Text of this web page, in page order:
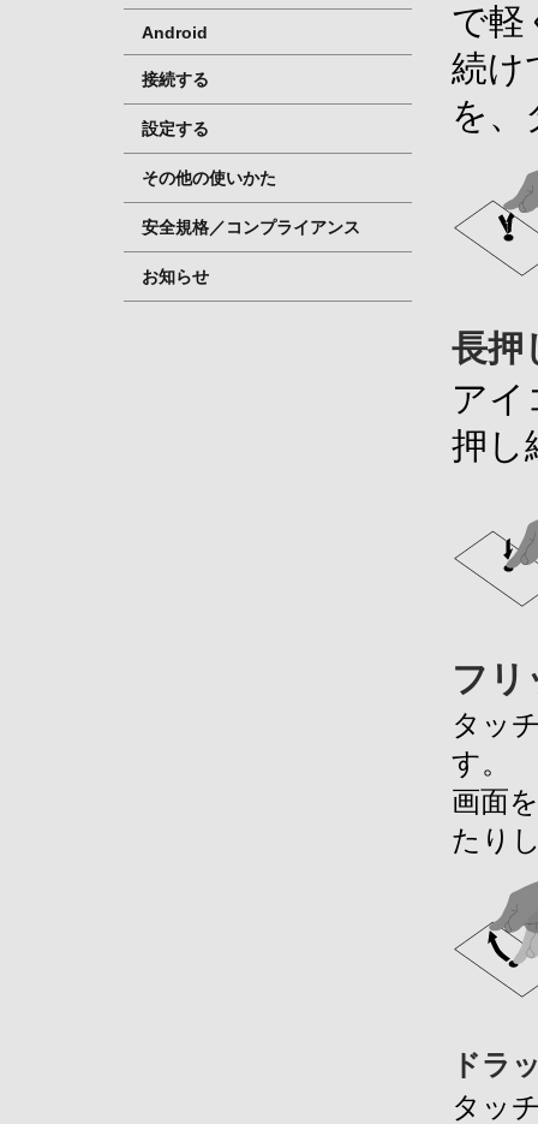
Android
接続する
設定する
その他の使いかた
安全規格／コンプライアンス
お知らせ
で軽
続け
を、
長押
アイ
押し
フリ
タッ
す。
画面
たり
ドラ
タッ